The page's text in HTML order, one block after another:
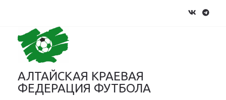
АЛТАЙСКАЯ КРАЕВАЯ
ФЕДЕРАЦИЯ ФУТБОЛА